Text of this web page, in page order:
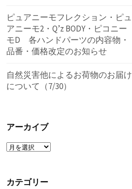
ピュアニーモフレクション・ピュ
アニーモ2・Q’z BODY・ピコニー
モD 各ハンドパーツの内容物・
品番・価格改定のお知らせ
自然災害他によるお荷物のお届け
について（7/30）
アーカイブ
ア
イ
カテゴリー